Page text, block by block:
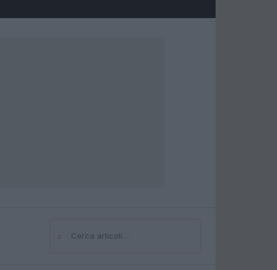
⌕Cerca